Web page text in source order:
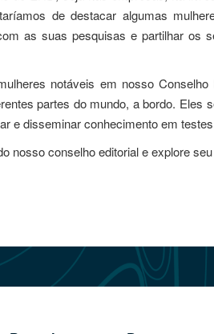
de destacar algumas
as suas pesquisas e partilhar os
notáveis ​​em nosso
partes do mundo, a bordo. Eles
e disseminar conhecimento em
nosso conselho editorial e explore